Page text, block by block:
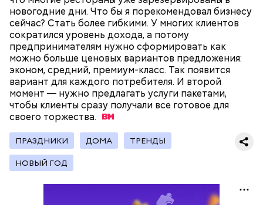
новогодние дни. Что бы я порекомендовал бизнесу
сейчас? Стать более гибкими. У многих клиентов
сократился уровень дохода, а потому
предпринимателям нужно сформировать как
можно больше ценовых вариантов предложения:
эконом, средний, премиум-класс. Так появится
вариант для каждого потребителя. И второй
момент — нужно предлагать услуги пакетами,
чтобы клиенты сразу получали все готовое для
своего торжества.
ПРАЗДНИКИ ДОМА ТРЕНДЫ
НОВЫЙ ГОД
При встрече с шаровой молнией важно не
паниковать, подчеркнул Бычков:
— Первые двое суток мы постоянно были на ногах.
Каждые два часа ездили делать замеры радиации.
Время от выезда до выезда — на отдых. Работа и
есть работа. Ее надо выполнять, — говорит он.
Святой Николай Чудотворец считается
Множество людей совершают паломнические
поездки, чтобы поклониться мощам Святителя
Николая, которые находятся в Италии. 19 декабря
отмечается Никола Зимний, а 22 мая Никола вешний
или летний. Этот день установлен в память об
обретении его мощей.